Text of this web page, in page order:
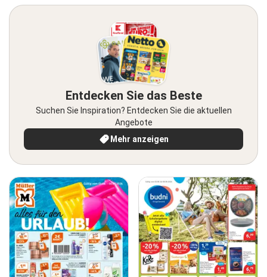
Entdecken Sie das Beste
Suchen Sie Inspiration? Entdecken Sie die aktuellen
Angebote
Mehr anzeigen